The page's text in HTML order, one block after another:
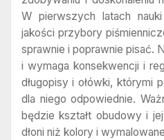
W pierwszych latach
jakości przybory
sprawnie i poprawnie pisać.
i wymaga konsekwencji i
długopisy i ołówki, którymi
dla niego odpowiednie.
będzie kształt obudowy i
dłoni niż kolory i